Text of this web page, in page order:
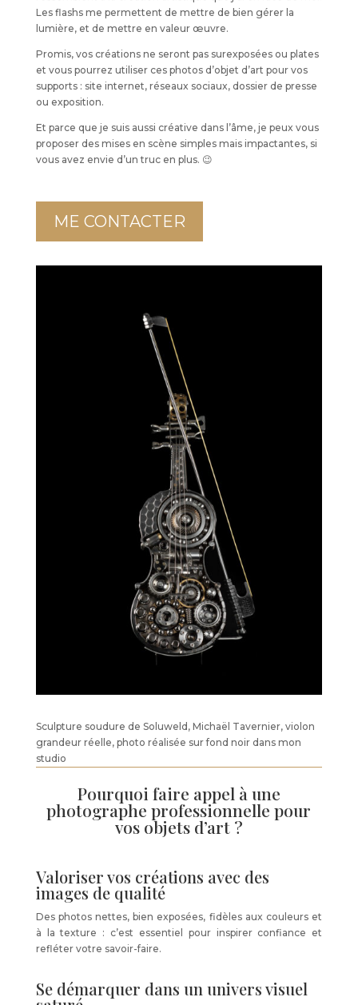
Les flashs me permettent de mettre de bien gérer la
lumière, et de mettre en valeur œuvre.
Promis, vos créations ne seront pas surexposées ou plates
et vous pourrez utiliser ces photos d’objet d’art pour vos
supports : site internet, réseaux sociaux, dossier de presse
ou exposition.
Et parce que je suis aussi créative dans l’âme, je peux vous
proposer des mises en scène simples mais impactantes, si
vous avez envie d’un truc en plus. 😉
ME CONTACTER
Sculpture soudure de Soluweld, Michaël Tavernier, violon
grandeur réelle, photo réalisée sur fond noir dans mon
studio
Pourquoi faire appel à une
photographe professionnelle pour
vos objets d’art ?
Valoriser vos créations avec des
images de qualité
Des photos nettes, bien exposées, fidèles aux couleurs et
à la texture : c’est essentiel pour inspirer confiance et
refléter votre savoir-faire.
Se démarquer dans un univers visuel